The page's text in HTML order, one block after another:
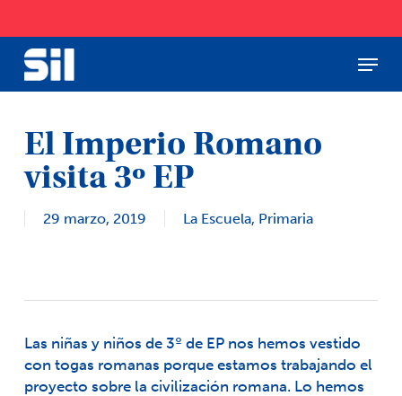
main
content
Menu
El Imperio Romano
visita 3º EP
29 marzo, 2019 La Escuela, Primaria
Las niñas y niños de 3º de EP nos hemos vestido
con togas romanas porque estamos trabajando el
proyecto sobre la civilización romana. Lo hemos
Close
Menu